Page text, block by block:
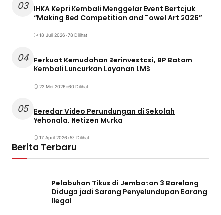
03 IHKA Kepri Kembali Menggelar Event Bertajuk
“Making Bed Competition and Towel Art 2026”
18 Juli 2026•78 Dilihat
04 Perkuat Kemudahan Berinvestasi, BP Batam
Kembali Luncurkan Layanan LMS
22 Mei 2026•60 Dilihat
05 Beredar Video Perundungan di Sekolah
Yehonala, Netizen Murka
17 April 2026•53 Dilihat
Berita Terbaru
Pelabuhan Tikus di Jembatan 3 Barelang
Diduga jadi Sarang Penyelundupan Barang
Ilegal